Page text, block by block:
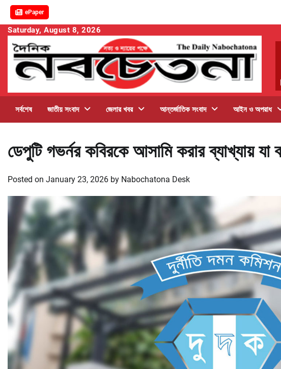
ePaper
Skip
content
Saturday, August 8, 2026
সর্বশেষ জাতীয় সংবাদ জেলার খবর আন্তর্জাতিক সংবাদ আইন ও অপরাধ
ডেপুটি গভর্নর কবিরকে আসামি করার ব্যাখ্যায়
Posted on January 23, 2026 by Nabochatona Desk